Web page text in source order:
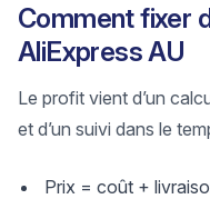
Comment fixer
AliExpress AU
Le profit vient d’un
et d’un suivi dans le
Prix = coût +